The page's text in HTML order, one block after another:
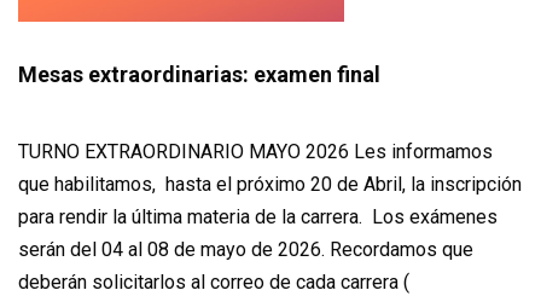
Mesas extraordinarias: examen final
TURNO EXTRAORDINARIO MAYO 2026 Les informamos
que habilitamos, hasta el próximo 20 de Abril, la inscripción
para rendir la última materia de la carrera. Los exámenes
serán del 04 al 08 de mayo de 2026. Recordamos que
deberán solicitarlos al correo de cada carrera (